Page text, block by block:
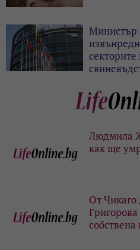
Министър
Людмила
как ще
От
собствена